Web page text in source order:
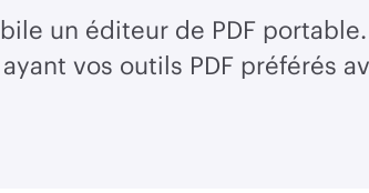
un éditeur de PDF
vos outils PDF préférés